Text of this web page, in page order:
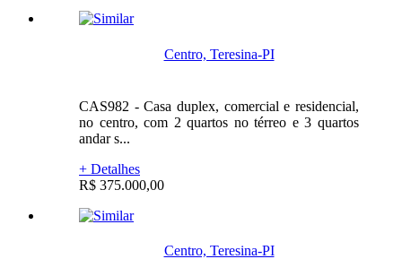
Centro, Teresina-PI
CAS982 - Casa duplex, comercial e residencial,
no centro, com 2 quartos no térreo e 3 quartos
andar s...
+ Detalhes
R$ 375.000,00
Centro, Teresina-PI